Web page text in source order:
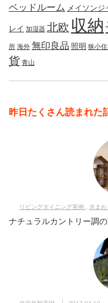
ベッドルーム メイソンジ
レイ 加湿器 北欧 収納
所 海外 無印良品 照明 狭小
貨 青山
昨日たくさん読まれた
リビングダイニング実例 水まわ
ナチュラルカントリー調